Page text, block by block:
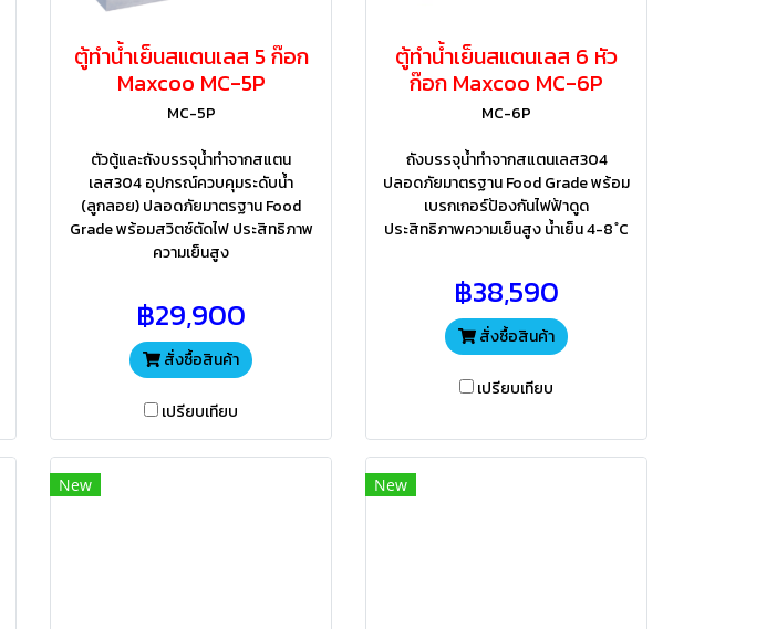
ตู้ทำน้ำเย็นสแตนเลส 5 ก๊อก
Maxcoo MC-5P​
MC-5P
ตัวตู้และถังบรรจุน้ำทำจากสแตน
เลส304 อุปกรณ์ควบคุมระดับน้ำ
(ลูกลอย) ปลอดภัยมาตรฐาน Food
Grade พร้อมสวิตซ์ตัดไฟ ประสิทธิภาพ
ความเย็นสูง
฿29,900
สั่งซื้อสินค้า
เปรียบเทียบ
ตู้ทำน้ำเย็นสแตนเลส 6 หัว
ก๊อก Maxcoo MC-6P​
MC-6P
ถังบรรจุน้ำทำจากสแตนเลส304
ปลอดภัยมาตรฐาน Food Grade พร้อม
เบรกเกอร์ป้องกันไฟฟ้าดูด
ประสิทธิภาพความเย็นสูง น้ำเย็น 4-8 ํC
฿38,590
สั่งซื้อสินค้า
เปรียบเทียบ
New New